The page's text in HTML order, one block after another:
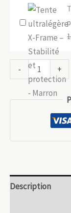
-
quantité
de
Tente
Espace
&
+
Description